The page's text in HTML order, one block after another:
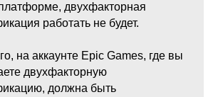
двухфакторная
работать не будет.
на аккаунте Epic Games, где вы
двухфакторную
должна быть